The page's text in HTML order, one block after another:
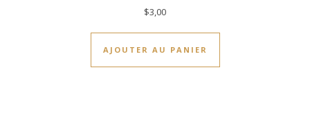
$3,00
AJOUTER AU PANIER